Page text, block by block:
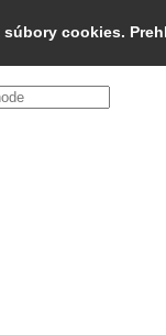
súbory cookies.